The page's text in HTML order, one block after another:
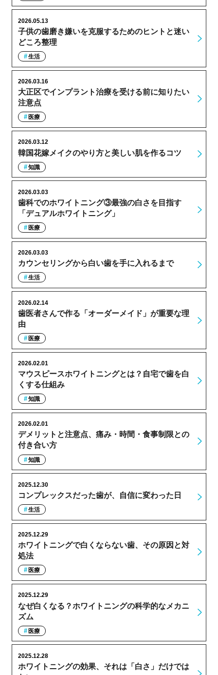
子供の歯磨き嫌いを克服するためのヒントと迷い
どころ整理
2026.05.13
生活
大正区でインプラント治療を受ける前に知りたい
注意点
2026.03.16
医療
韓国花嫁メイクのやり方と美しい肌を作るコツ
2026.03.12
知識
歯科でのホワイトニング③最強の白さを目指す
「デュアルホワイトニング」
2026.03.03
医療
カウンセリングから白い歯を手に入れるまで
2026.03.03
生活
歯医者さんで作る「オーダーメイド」が重要な理
由
2026.02.14
医療
マウスピースホワイトニングとは？自宅で歯を白
くする仕組み
2026.02.01
知識
デメリットと注意点、痛み・時間・食事制限との
付き合い方
2026.02.01
知識
コンプレックスだった歯が、自信に変わった日
2025.12.30
生活
ホワイトニングで白くならない歯、その原因と対
処法
2025.12.29
医療
なぜ白くなる？ホワイトニングの科学的なメカニ
ズム
2025.12.29
医療
ホワイトニングの効果、それは「白さ」だけでは
2025.12.28